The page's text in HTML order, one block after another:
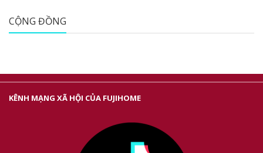
CỘNG ĐỒNG
KÊNH MẠNG XÃ HỘI CỦA FUJIHOME